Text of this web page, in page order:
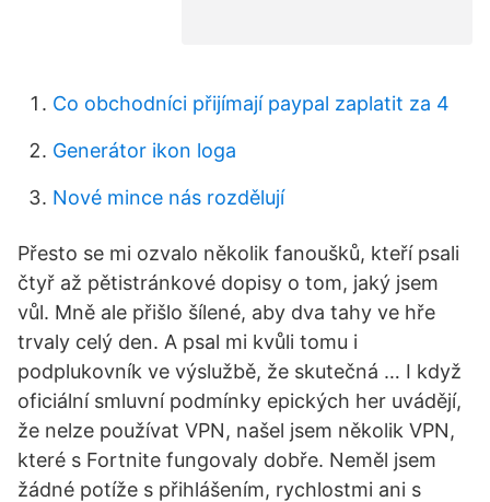
Co obchodníci přijímají paypal zaplatit za 4
Generátor ikon loga
Nové mince nás rozdělují
Přesto se mi ozvalo několik fanoušků, kteří psali
čtyř až pětistránkové dopisy o tom, jaký jsem
vůl. Mně ale přišlo šílené, aby dva tahy ve hře
trvaly celý den. A psal mi kvůli tomu i
podplukovník ve výslužbě, že skutečná … I když
oficiální smluvní podmínky epických her uvádějí,
že nelze používat VPN, našel jsem několik VPN,
které s Fortnite fungovaly dobře. Neměl jsem
žádné potíže s přihlášením, rychlostmi ani s